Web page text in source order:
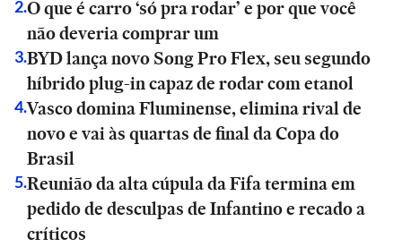
2.O que é carro ‘só pra rodar’ e por que você
não deveria comprar um
3.BYD lança novo Song Pro Flex, seu segundo
híbrido plug-in capaz de rodar com etanol
4.Vasco domina Fluminense, elimina rival de
novo e vai às quartas de final da Copa do
Brasil
5.Reunião da alta cúpula da Fifa termina em
pedido de desculpas de Infantino e recado a
críticos